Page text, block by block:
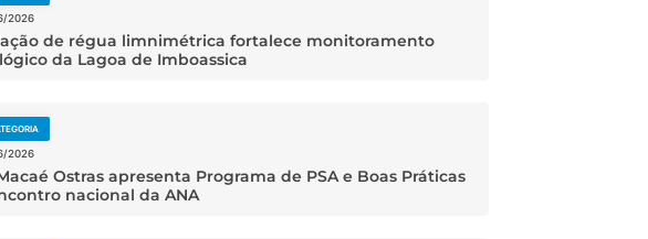
2026
de régua limnimétrica fortalece monitoramento
da Lagoa de Imboassica
2026
Ostras apresenta Programa de PSA e Boas Práticas
nacional da ANA